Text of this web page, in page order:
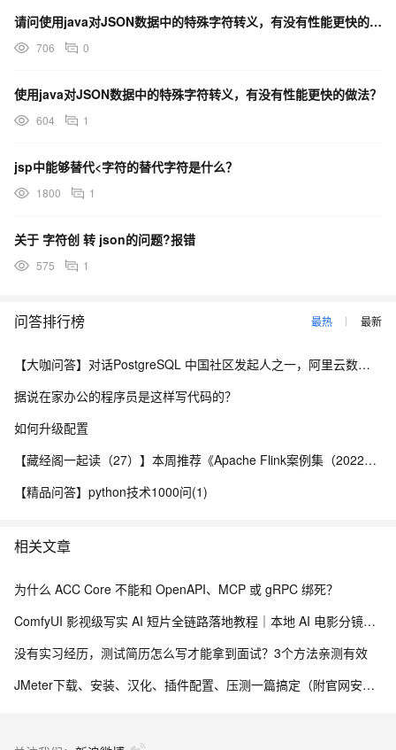
请问使用java对JSON数据中的特殊字符转义，有没有性能更快的做法？
706 0
使用java对JSON数据中的特殊字符转义，有没有性能更快的做法？
604 1
jsp中能够替代<字符的替代字符是什么？
1800 1
关于 字符创 转 json的问题?报错
575 1
问答排行榜 最热 最新
【大咖问答】对话PostgreSQL 中国社区发起人之一，阿里云数据库高级专家 德哥
据说在家办公的程序员是这样写代码的？
如何升级配置
【藏经阁一起读（27）】本周推荐《Apache Flink案例集（2022版）》，你有哪些心得？
【精品问答】python技术1000问(1)
相关文章
为什么 ACC Core 不能和 OpenAPI、MCP 或 gRPC 绑死？
ComfyUI 影视级写实 AI 短片全链路落地教程｜本地 AI 电影分镜渲染、时序稳定与人像一致性解决方案
没有实习经历，测试简历怎么写才能拿到面试？3个方法亲测有效
JMeter下载、安装、汉化、插件配置、压测一篇搞定（附官网安装包）